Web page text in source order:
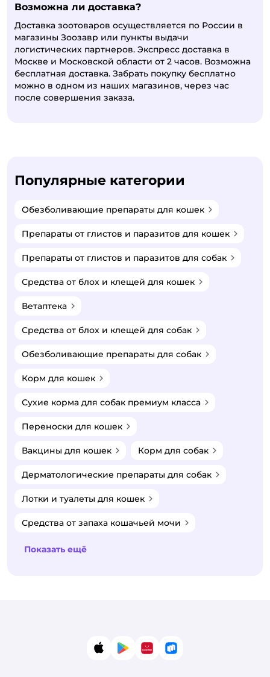
Возможна ли доставка?
Доставка зоотоваров осуществляется по России в
магазины Зоозавр или пункты выдачи
логистических партнеров. Экспресс доставка в
Москве и Московской области от 2 часов. Возможна
бесплатная доставка. Забрать покупку бесплатно
можно в одном из наших магазинов, через час
после совершения заказа.
Популярные категории
Обезболивающие препараты для кошек
Препараты от глистов и паразитов для кошек
Препараты от глистов и паразитов для собак
Средства от блох и клещей для кошек
Ветаптека
Средства от блох и клещей для собак
Обезболивающие препараты для собак
Корм для кошек
Сухие корма для собак премиум класса
Переноски для кошек
Вакцины для кошек Корм для собак
Дерматологические препараты для собак
Лотки и туалеты для кошек
Средства от запаха кошачьей мочи
Показать ещё
App StoreGoogle Play
AppGallery
RuStore